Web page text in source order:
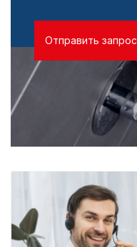
Отправить запрос